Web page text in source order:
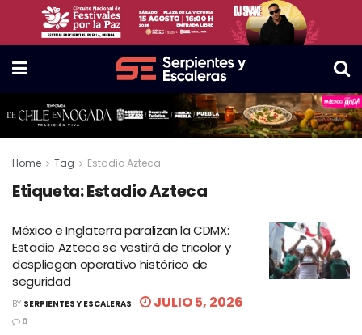
Home Tag Estadio Azteca
Etiqueta:Estadio Azteca
México e Inglaterra paralizan la CDMX:
Estadio Azteca se vestirá de tricolor y
despliegan operativo histórico de
seguridad
BY SERPIENTES Y ESCALERAS JULIO 5, 2026
0